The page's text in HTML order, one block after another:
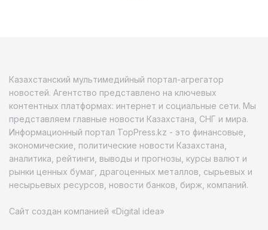
Казахстанский мультимедийный портал-агрегатор
новостей. Агентство представлено на ключевых
контентных платформах: интернет и социальные сети. Мы
представляем главные новости Казахстана, СНГ и мира.
Информационный портал TopPress.kz - это финансовые,
экономические, политические новости Казахстана,
аналитика, рейтинги, выводы и прогнозы, курсы валют и
рынки ценных бумаг, драгоценных металлов, сырьевых и
несырьевых ресурсов, новости банков, бирж, компаний.
Сайт создан компанией «Digital idea»